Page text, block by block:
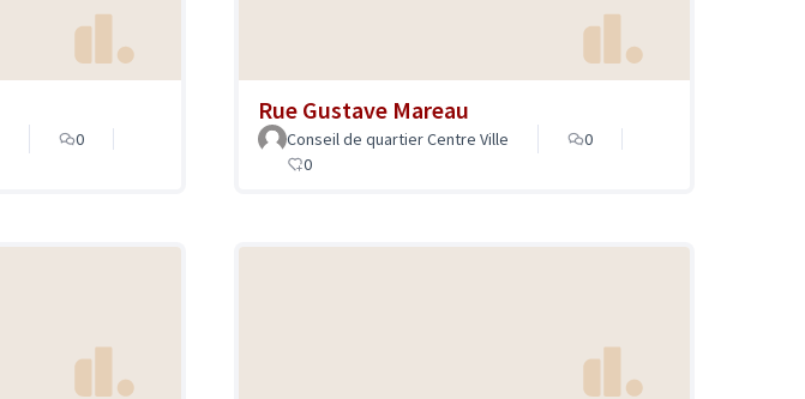
0
Rue Gustave Mareau
Conseil de quartier Centre Ville
0
0